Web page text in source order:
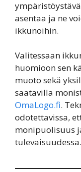
asentaa ja ne
ikkunoihin.
Valitessaan
huomioon sen
muoto sekä
saatavilla
OmaLogo.fi.
odotettavissa,
monipuolisuus
tulevaisuudessa.